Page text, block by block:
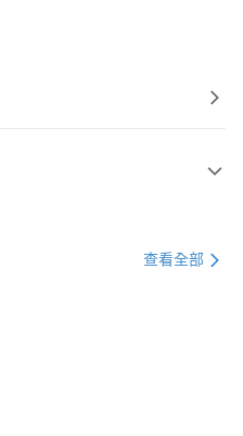
查看全部